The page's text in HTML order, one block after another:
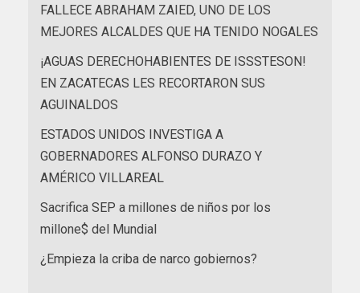
FALLECE ABRAHAM ZAIED, UNO DE LOS
MEJORES ALCALDES QUE HA TENIDO NOGALES
¡AGUAS DERECHOHABIENTES DE ISSSTESON!
EN ZACATECAS LES RECORTARON SUS
AGUINALDOS
ESTADOS UNIDOS INVESTIGA A
GOBERNADORES ALFONSO DURAZO Y
AMÉRICO VILLAREAL
Sacrifica SEP a millones de niños por los
millone$ del Mundial
¿Empieza la criba de narco gobiernos?